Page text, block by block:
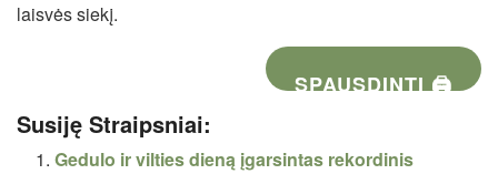
laisvės siekį.
SPAUSDINTI 🖨
Susiję Straipsniai:
Gedulo ir vilties dieną įgarsintas rekordinis